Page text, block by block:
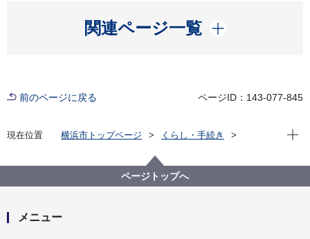
関連ページ一覧
開く
前のページに戻る ページID：143-077-845
現在位置 横浜市トップページ
くらし・手続き
旭区を知る
よみがえる昭和の街並み 旭区風景写真アーカイブ
9.中白根
旭台中央公園(画像番号b072)
現在
ページトップへ
メニュー